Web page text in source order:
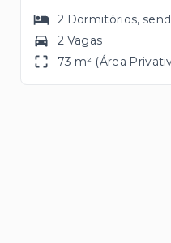
2 Dormitórios,
2 Vagas
73 m² (Área